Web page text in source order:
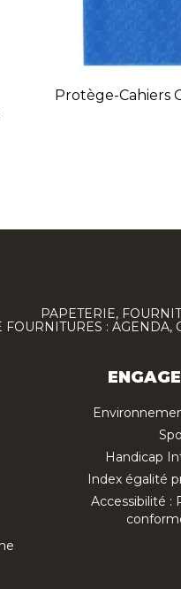
Protège-Cahiers
PAPETERIE,
:
Handicap
Index égalité
Accessibilité :